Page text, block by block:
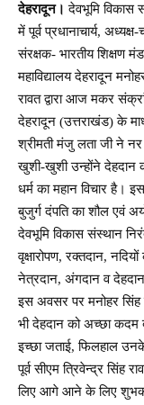
देहरादून। देवभूमि विकास
में पूर्व प्रधानाचार्य,
संरक्षक- भारतीय शिक्षण
महाविद्यालय देहरादून
रावत द्वारा आज मकर
देहरादून (उत्तराखंड) के
श्रीमती मंजु लता जी ने नर
खुशी-खुशी उन्होंने देहदान
धर्म का महान विचार है।
बुजुर्ग दंपति का शौल एवं
देवभूमि विकास संस्थान
वृक्षारोपण, रक्तदान,
नेत्रदान, अंगदान व
इस अवसर पर मनोहर सिंह
भी देहदान को अच्छा कदम
इच्छा जताई, फिलहाल उनके
पूर्व सीएम त्रिवेन्द्र सिंह
लिए आगे आने के लिए